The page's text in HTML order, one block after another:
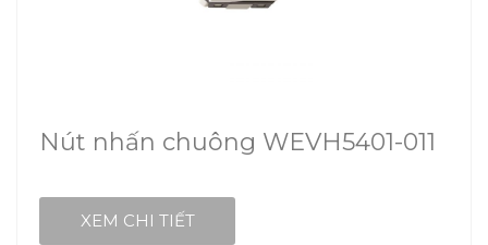
Nút nhấn chuông WEVH5401-011
XEM CHI TIẾT